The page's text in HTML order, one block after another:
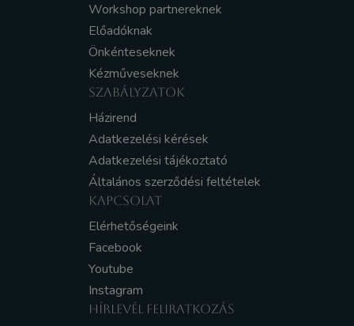
Workshop partnereknek
Előadóknak
Önkénteseknek
Kézműveseknek
SZABÁLYZATOK
Házirend
Adatkezelési kérések
Adatkezelési tájékoztató
Általános szerződési feltételek
KAPCSOLAT
Elérhetőségeink
Facebook
Youtube
Instagram
HÍRLEVÉL FELIRATKOZÁS